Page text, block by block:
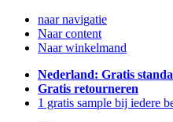
naar navigatie
Naar content
Naar winkelmand
Nederland: Gratis
Gratis retourneren
1 gratis sample bij iedere